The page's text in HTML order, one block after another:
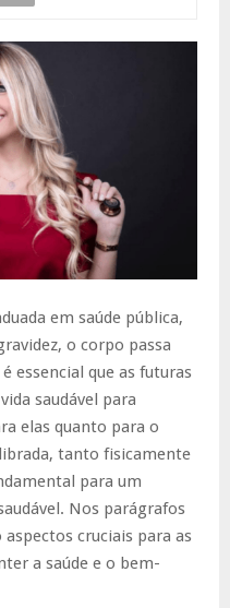
em saúde pública,
o corpo passa
essencial que as futuras
saudável para
elas quanto para o
tanto fisicamente
para um
Nos parágrafos
cruciais para as
a saúde e o bem-